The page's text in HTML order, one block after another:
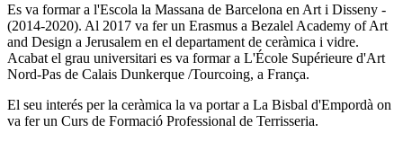
Es va formar a l'Escola la Massana de Barcelona en Art i Disseny -
(2014-2020). Al 2017 va fer un Erasmus a Bezalel Academy of Art
and Design a Jerusalem en el departament de ceràmica i vidre.
Acabat el grau universitari es va formar a L'École Supérieure d'Art
Nord-Pas de Calais Dunkerque /Tourcoing, a França.
El seu interés per la ceràmica la va portar a La Bisbal d'Empordà on
va fer un Curs de Formació Professional de Terrisseria.